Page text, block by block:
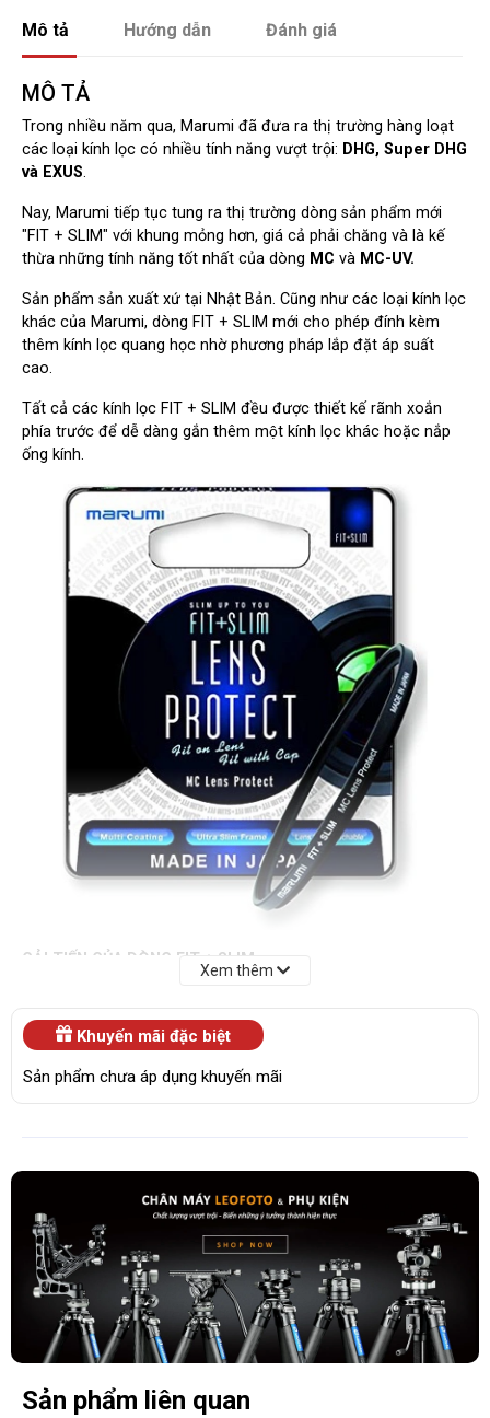
Mô tả Hướng dẫn Đánh giá
MÔ TẢ
Trong nhiều năm qua, Marumi đã đưa ra thị trường hàng loạt
các loại kính lọc có nhiều tính năng vượt trội: DHG, Super DHG
và EXUS.
Nay, Marumi tiếp tục tung ra thị trường dòng sản phẩm mới
"FIT + SLIM" với khung mỏng hơn, giá cả phải chăng và là kế
thừa những tính năng tốt nhất của dòng MC và MC-UV.
Sản phẩm sản xuất xứ tại Nhật Bản. Cũng như các loại kính lọc
khác của Marumi, dòng FIT + SLIM mới cho phép đính kèm
thêm kính lọc quang học nhờ phương pháp lắp đặt áp suất
cao.
Tất cả các kính lọc FIT + SLIM đều được thiết kế rãnh xoắn
phía trước để dễ dàng gắn thêm một kính lọc khác hoặc nắp
ống kính.
CẢI TIẾN CỦA DÒNG FIT + SLIM
bớt sự phản xạ
+ Kính lọc bảo vệ: 11g
cho phép đính kèm thêm kính lọc quang học nhờ phương pháp
lắp đặt áp suất cao. Tất cả các -
Kính lọc Fit + Slim đều được thiết kế rãnh xoắn phía trước
để dễ dàng gắn thêm một kính lọc khác hoặc nắp ống kính.
- Kính lọc được làm từ vật liệu không chì thân thiện với môi
trường (L390)
Xem thêm
Khuyến mãi đặc biệt
Sản phẩm chưa áp dụng khuyến mãi
Sản phẩm liên quan